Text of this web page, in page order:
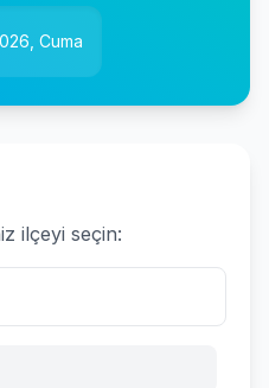
Cuma
ilçeyi seçin: